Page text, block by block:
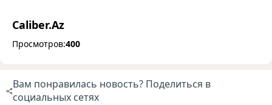
Caliber.Az
Просмотров:400
Вам понравилась новость? Поделиться в
социальных сетях